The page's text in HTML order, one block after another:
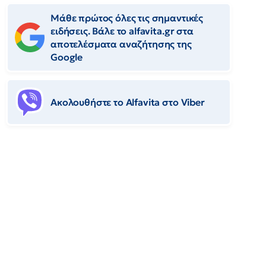
Μάθε πρώτος όλες τις σημαντικές
ειδήσεις. Βάλε το alfavita.gr στα
αποτελέσματα αναζήτησης της
Google
Ακολουθήστε το Αlfavita στο Viber